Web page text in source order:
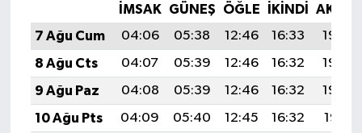
İMSAK GÜNEŞ ÖĞLE İKINDI
7 Ağu Cum
04:06 05:38 12:46 16:33
19:44
8 Ağu Cts
04:07 05:39 12:46 16:32
19:43
9 Ağu Paz
04:08 05:39 12:46 16:32
19:42
10 Ağu Pts
04:09 05:40 12:45 16:32
19:41